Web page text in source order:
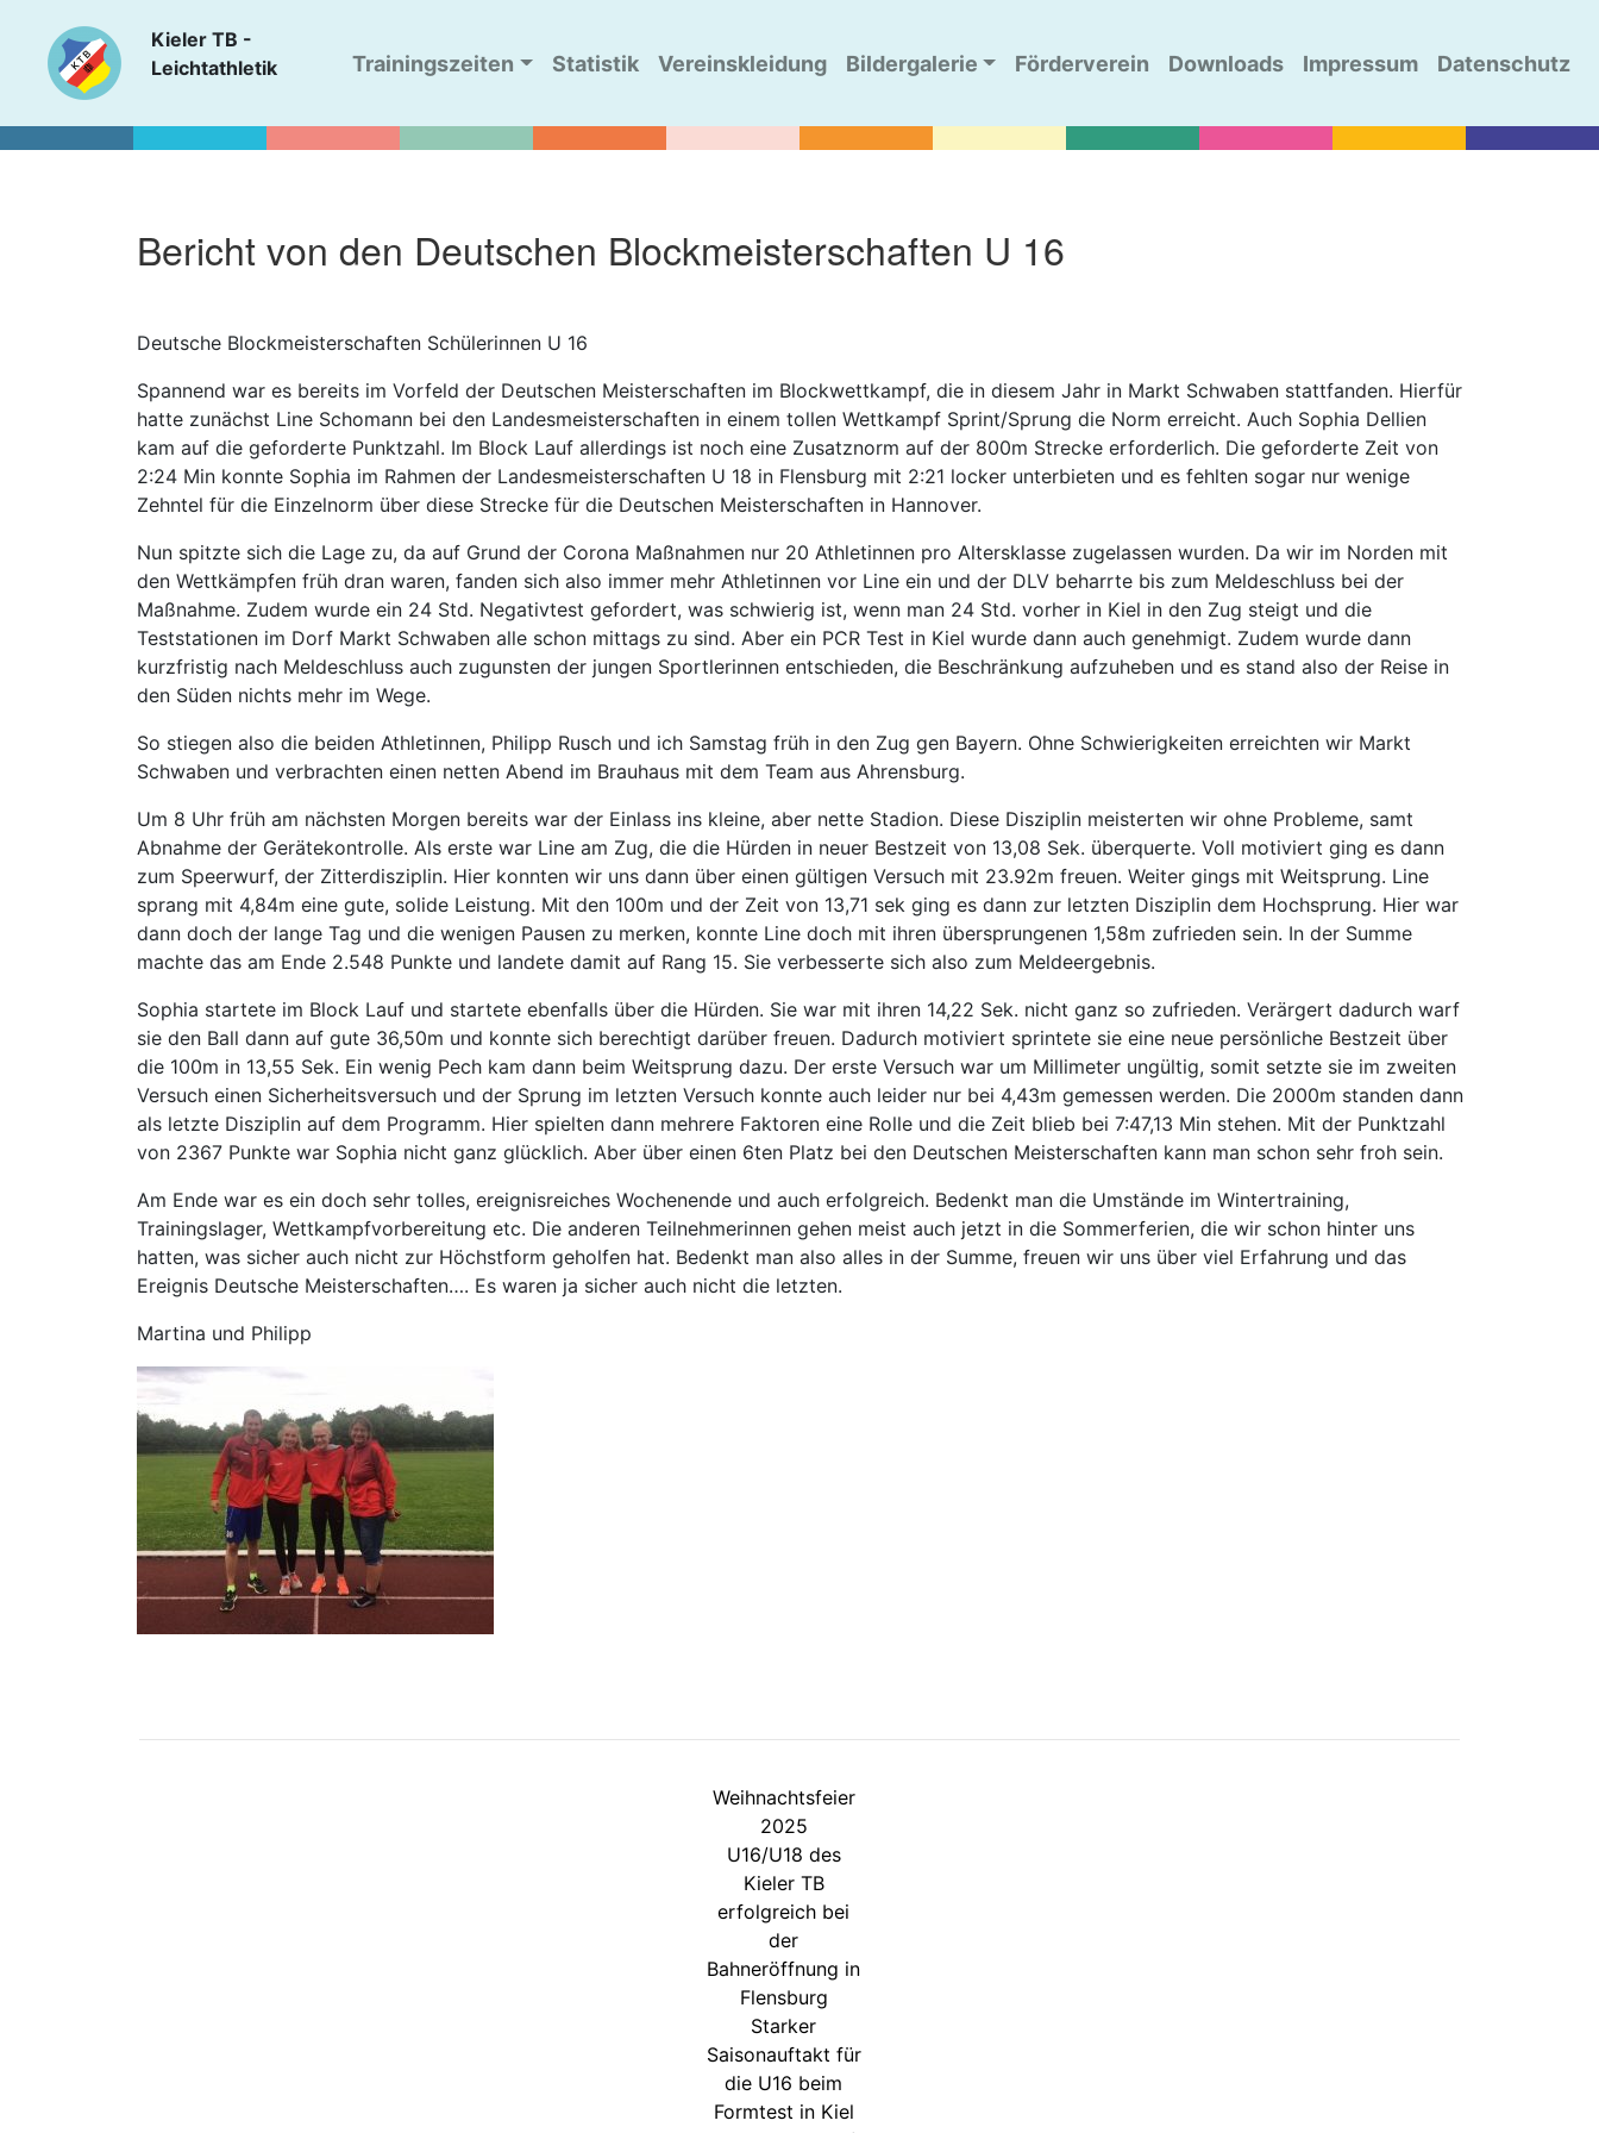
Kieler TB -
Leichtathletik
Trainingszeiten Statistik Vereinskleidung Bildergalerie Förderverein Downloads Impressum Datenschutz
Bericht von den Deutschen Blockmeisterschaften U 16
Deutsche Blockmeisterschaften Schülerinnen U 16
Spannend war es bereits im Vorfeld der Deutschen Meisterschaften im Blockwettkampf, die in diesem Jahr in Markt Schwaben stattfanden. Hierfür
hatte zunächst Line Schomann bei den Landesmeisterschaften in einem tollen Wettkampf Sprint/Sprung die Norm erreicht. Auch Sophia Dellien
kam auf die geforderte Punktzahl. Im Block Lauf allerdings ist noch eine Zusatznorm auf der 800m Strecke erforderlich. Die geforderte Zeit von
2:24 Min konnte Sophia im Rahmen der Landesmeisterschaften U 18 in Flensburg mit 2:21 locker unterbieten und es fehlten sogar nur wenige
Zehntel für die Einzelnorm über diese Strecke für die Deutschen Meisterschaften in Hannover.
Nun spitzte sich die Lage zu, da auf Grund der Corona Maßnahmen nur 20 Athletinnen pro Altersklasse zugelassen wurden. Da wir im Norden mit
den Wettkämpfen früh dran waren, fanden sich also immer mehr Athletinnen vor Line ein und der DLV beharrte bis zum Meldeschluss bei der
Maßnahme. Zudem wurde ein 24 Std. Negativtest gefordert, was schwierig ist, wenn man 24 Std. vorher in Kiel in den Zug steigt und die
Teststationen im Dorf Markt Schwaben alle schon mittags zu sind. Aber ein PCR Test in Kiel wurde dann auch genehmigt. Zudem wurde dann
kurzfristig nach Meldeschluss auch zugunsten der jungen Sportlerinnen entschieden, die Beschränkung aufzuheben und es stand also der Reise in
den Süden nichts mehr im Wege.
So stiegen also die beiden Athletinnen, Philipp Rusch und ich Samstag früh in den Zug gen Bayern. Ohne Schwierigkeiten erreichten wir Markt
Schwaben und verbrachten einen netten Abend im Brauhaus mit dem Team aus Ahrensburg.
Um 8 Uhr früh am nächsten Morgen bereits war der Einlass ins kleine, aber nette Stadion. Diese Disziplin meisterten wir ohne Probleme, samt
Abnahme der Gerätekontrolle. Als erste war Line am Zug, die die Hürden in neuer Bestzeit von 13,08 Sek. überquerte. Voll motiviert ging es dann
zum Speerwurf, der Zitterdisziplin. Hier konnten wir uns dann über einen gültigen Versuch mit 23.92m freuen. Weiter gings mit Weitsprung. Line
sprang mit 4,84m eine gute, solide Leistung. Mit den 100m und der Zeit von 13,71 sek ging es dann zur letzten Disziplin dem Hochsprung. Hier war
dann doch der lange Tag und die wenigen Pausen zu merken, konnte Line doch mit ihren übersprungenen 1,58m zufrieden sein. In der Summe
machte das am Ende 2.548 Punkte und landete damit auf Rang 15. Sie verbesserte sich also zum Meldeergebnis.
Sophia startete im Block Lauf und startete ebenfalls über die Hürden. Sie war mit ihren 14,22 Sek. nicht ganz so zufrieden. Verärgert dadurch warf
sie den Ball dann auf gute 36,50m und konnte sich berechtigt darüber freuen. Dadurch motiviert sprintete sie eine neue persönliche Bestzeit über
die 100m in 13,55 Sek. Ein wenig Pech kam dann beim Weitsprung dazu. Der erste Versuch war um Millimeter ungültig, somit setzte sie im zweiten
Versuch einen Sicherheitsversuch und der Sprung im letzten Versuch konnte auch leider nur bei 4,43m gemessen werden. Die 2000m standen dann
als letzte Disziplin auf dem Programm. Hier spielten dann mehrere Faktoren eine Rolle und die Zeit blieb bei 7:47,13 Min stehen. Mit der Punktzahl
von 2367 Punkte war Sophia nicht ganz glücklich. Aber über einen 6ten Platz bei den Deutschen Meisterschaften kann man schon sehr froh sein.
Am Ende war es ein doch sehr tolles, ereignisreiches Wochenende und auch erfolgreich. Bedenkt man die Umstände im Wintertraining,
Trainingslager, Wettkampfvorbereitung etc. Die anderen Teilnehmerinnen gehen meist auch jetzt in die Sommerferien, die wir schon hinter uns
hatten, was sicher auch nicht zur Höchstform geholfen hat. Bedenkt man also alles in der Summe, freuen wir uns über viel Erfahrung und das
Ereignis Deutsche Meisterschaften…. Es waren ja sicher auch nicht die letzten.
Martina und Philipp
Weihnachtsfeier
2025
U16/U18 des
Kieler TB
erfolgreich bei
der
Bahneröffnung in
Flensburg
Starker
Saisonauftakt für
die U16 beim
Formtest in Kiel